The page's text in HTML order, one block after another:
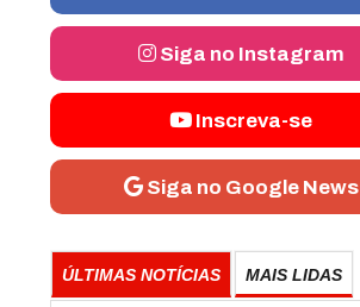
Siga no Instagram
Inscreva-se
Siga no Google News
ÚLTIMAS NOTÍCIAS MAIS LIDAS